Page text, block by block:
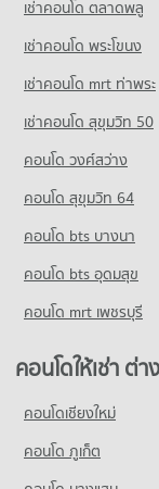
มีคอนโดขาย 916 ประกาศ
คอนโด กระทรวงกา
223 โครงการ
คอนโดให้เช่า กระทรว
มีคอนโดให้เช่า 8,156 ปร
ขายคอนโด กระทรวงก
คอนโด กระทรวงแร
คอนโดให้เช่า กระทรวง
มีคอนโดให้เช่า 18,395 ป
มีคอนโดขาย 5,837 ปร
คอนโด อาคารไอบีเอ็ม
คอนโดให้เช่า อาคารไอบี
มีคอนโดให้เช่า 1,682 ปร
เช่าคอนโด ตลาดพลู
เช่าคอนโด พระโขนง
เช่าคอนโด mrt ท่าพระ
เช่าคอนโด สุขุมวิท 50
คอนโด วงศ์สว่าง
คอนโด สุขุมวิท 64
คอนโด bts บางนา
คอนโด bts อุดมสุข
คอนโด mrt เพชรบุรี
คอนโดให้เช่า ต่
คอนโดเชียงใหม่
คอนโด ภูเก็ต